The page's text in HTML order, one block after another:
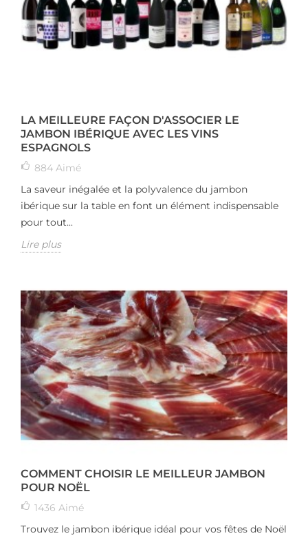
LA MEILLEURE FAÇON D'ASSOCIER LE
JAMBON IBÉRIQUE AVEC LES VINS
ESPAGNOLS
884 Aimé
La saveur inégalée et la polyvalence du jambon
ibérique sur la table en font un élément indispensable
pour tout...
Lire plus
COMMENT CHOISIR LE MEILLEUR JAMBON
POUR NOËL
1436 Aimé
Trouvez le jambon ibérique idéal pour vos fêtes de Noël